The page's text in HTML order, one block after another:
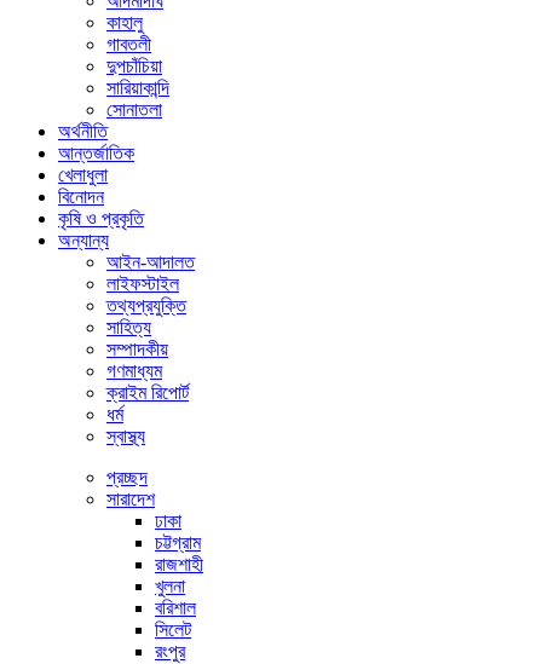
কাহালু
গাবতলী
দুপচাঁচিয়া
সারিয়াকান্দি
সোনাতলা
অর্থনীতি
আন্তর্জাতিক
খেলাধুলা
বিনোদন
কৃষি ও প্রকৃতি
অন্যান্য
আইন-আদালত
লাইফস্টাইল
তথ্যপ্রযুক্তি
সাহিত্য
সম্পাদকীয়
গণমাধ্যম
ক্রাইম রিপোর্ট
ধর্ম
স্বাস্থ্য
প্রচ্ছদ
সারাদেশ
ঢাকা
চট্টগ্রাম
রাজশাহী
খুলনা
বরিশাল
সিলেট
রংপুর